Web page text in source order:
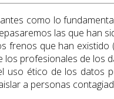
como lo
las que han
frenos que han
los profesionales de los
uso ético de los datos
a personas